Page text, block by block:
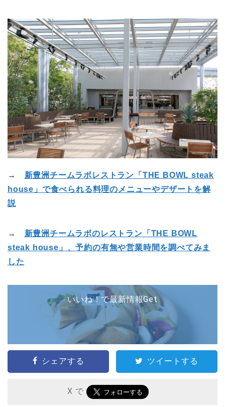
→ 新豊洲チームラボレストラン「THE BOWL steak
house」で食べられる料理のメニューやデザートを解
説
→ 新豊洲チームラボのレストラン「THE BOWL
steak house」、予約の有無や営業時間を調べてみま
した
いいね！で最新情報Get
シェアする ツイートする
X で